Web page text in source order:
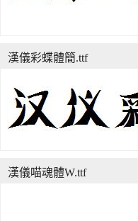
漢儀彩蝶體簡.ttf
漢儀喵魂體W.ttf